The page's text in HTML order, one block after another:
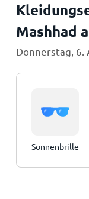
Mashhad
Donnerstag, 6.
Sonnenbrille